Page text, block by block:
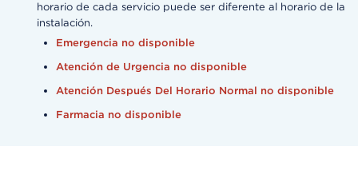
horario de cada servicio puede ser diferente al horario de la
instalación.
Emergencia no disponible
Atención de Urgencia no disponible
Atención Después Del Horario Normal no disponible
Farmacia no disponible